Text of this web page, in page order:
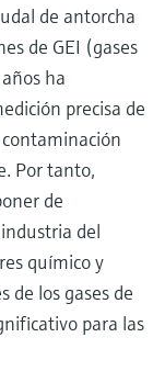
de antorcha
de GEI (gases
ha
precisa de
contaminación
Por tanto,
de
del
químico y
de los gases de
para las